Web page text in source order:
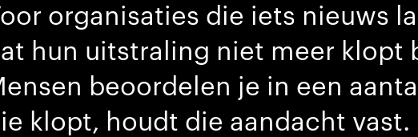
organisaties die iets nieuws
hun uitstraling niet meer klopt
beoordelen je in een
klopt, houdt die aandacht vast.